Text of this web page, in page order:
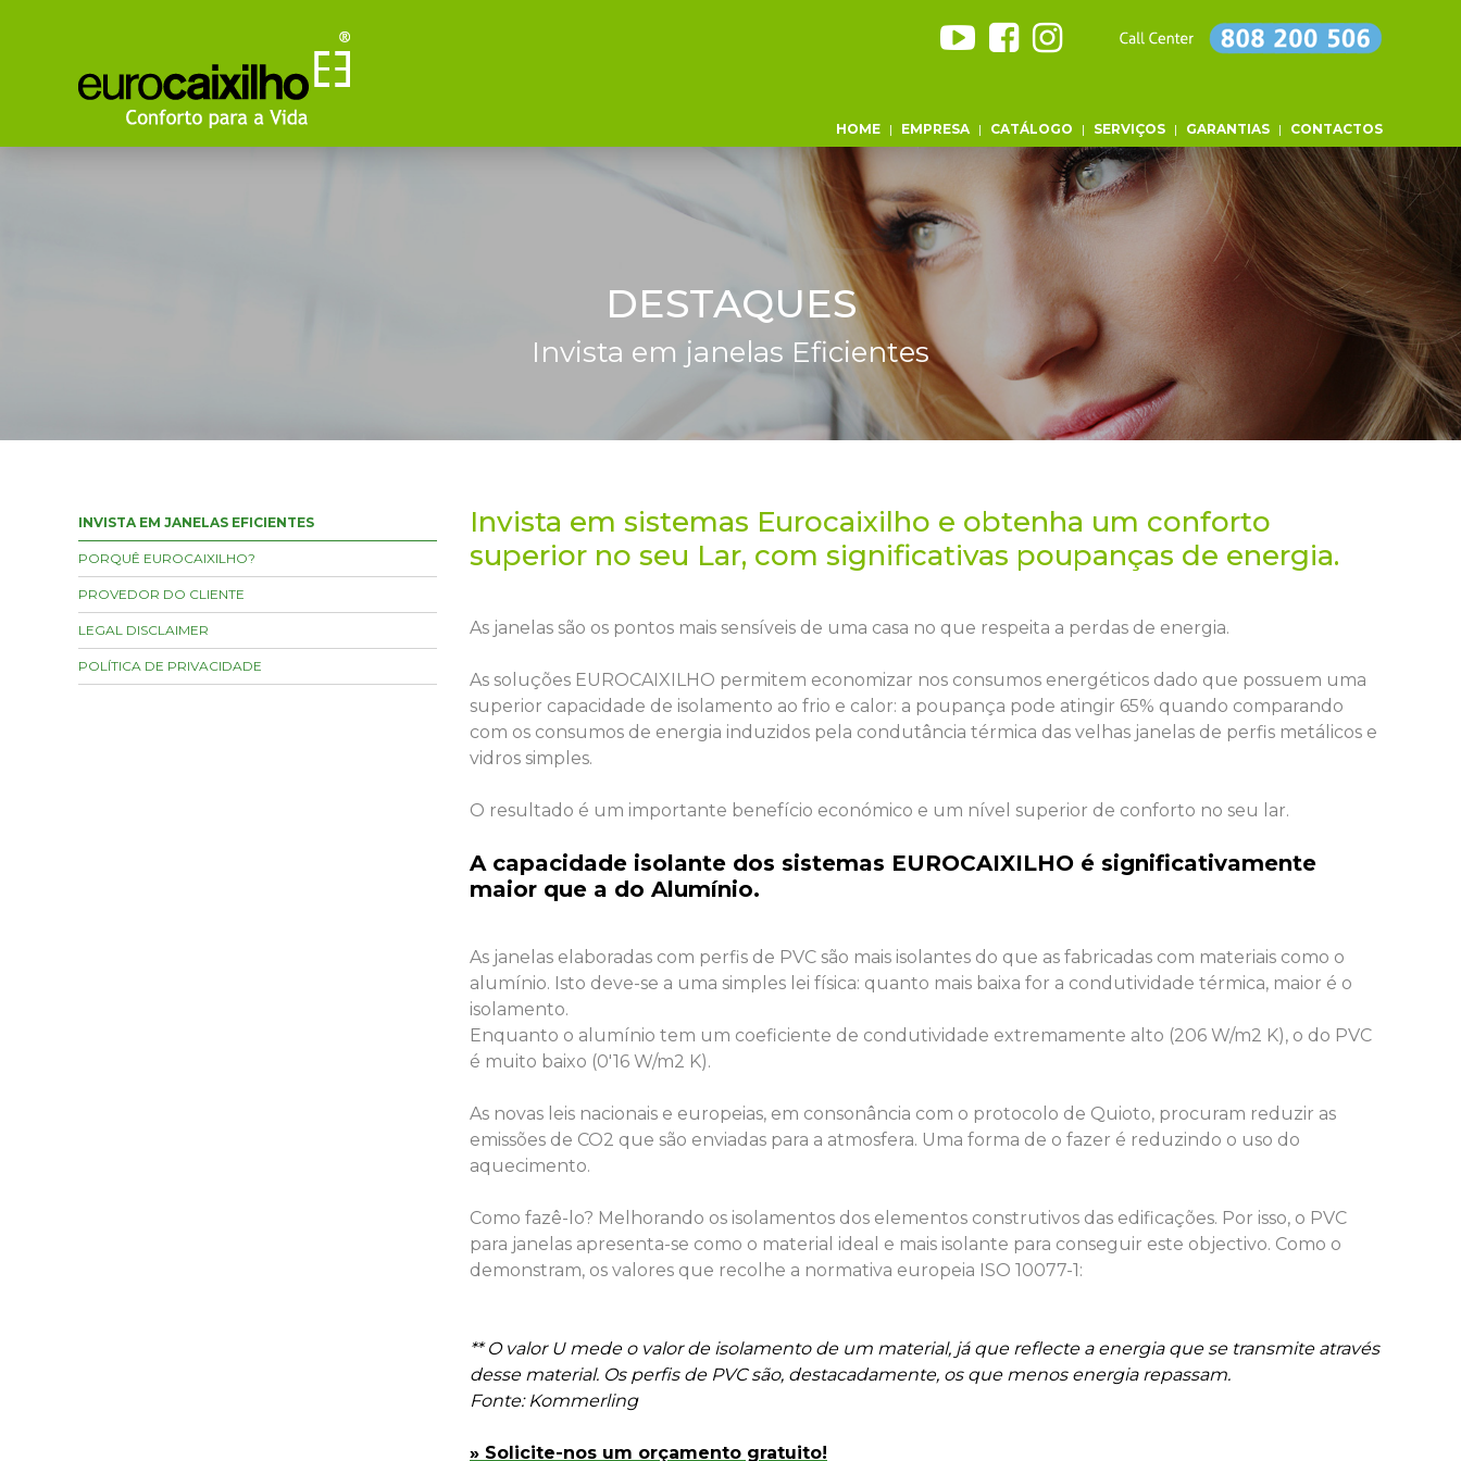
HOME | EMPRESA | CATÁLOGO | SERVIÇOS | GARANTIAS | CONTACTOS
DESTAQUES
Invista em janelas Eficientes
INVISTA EM JANELAS EFICIENTES
PORQUÊ EUROCAIXILHO?
PROVEDOR DO CLIENTE
LEGAL DISCLAIMER
POLÍTICA DE PRIVACIDADE
Invista em sistemas Eurocaixilho e obtenha um conforto
superior no seu Lar, com significativas poupanças de energia.
As janelas são os pontos mais sensíveis de uma casa no que respeita a perdas de energia.
As soluções EUROCAIXILHO permitem economizar nos consumos energéticos dado que possuem uma
superior capacidade de isolamento ao frio e calor: a poupança pode atingir 65% quando comparando
com os consumos de energia induzidos pela condutância térmica das velhas janelas de perfis metálicos e
vidros simples.
O resultado é um importante benefício económico e um nível superior de conforto no seu lar.
A capacidade isolante dos sistemas EUROCAIXILHO é significativamente
maior que a do Alumínio.
As janelas elaboradas com perfis de PVC são mais isolantes do que as fabricadas com materiais como o
alumínio. Isto deve-se a uma simples lei física: quanto mais baixa for a condutividade térmica, maior é o
isolamento.
Enquanto o alumínio tem um coeficiente de condutividade extremamente alto (206 W/m2 K), o do PVC
é muito baixo (0'16 W/m2 K).
As novas leis nacionais e europeias, em consonância com o protocolo de Quioto, procuram reduzir as
emissões de CO2 que são enviadas para a atmosfera. Uma forma de o fazer é reduzindo o uso do
aquecimento.
Como fazê-lo? Melhorando os isolamentos dos elementos construtivos das edificações. Por isso, o PVC
para janelas apresenta-se como o material ideal e mais isolante para conseguir este objectivo. Como o
demonstram, os valores que recolhe a normativa europeia ISO 10077-1:
** O valor U mede o valor de isolamento de um material, já que reflecte a energia que se transmite através
desse material. Os perfis de PVC são, destacadamente, os que menos energia repassam.
Fonte: Kommerling
» Solicite-nos um orçamento gratuito!